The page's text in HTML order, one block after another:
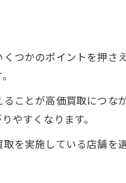
つかのポイントを押さ
ことが高価買取につな
やすくなります。
を実施している店舗